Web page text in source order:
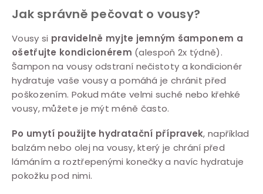
Jak správně pečovat o vousy?
Vousy si pravidelně myjte jemným šamponem a
ošetřujte kondicionérem (alespoň 2x týdně).
Šampon na vousy odstraní nečistoty a kondicionér
hydratuje vaše vousy a pomáhá je chránit před
poškozením. Pokud máte velmi suché nebo křehké
vousy, můžete je mýt méně často.
Po umytí použijte hydratační přípravek, například
balzám nebo olej na vousy, který je chrání před
lámáním a roztřepenými konečky a navíc hydratuje
pokožku pod nimi.